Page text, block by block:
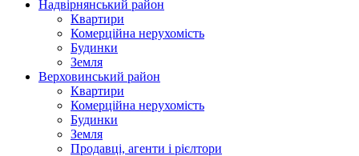
Надвірнянський район
Квартири
Комерційна нерухомість
Будинки
Земля
Верховинський район
Квартири
Комерційна нерухомість
Будинки
Земля
Продавці, агенти і рієлтори